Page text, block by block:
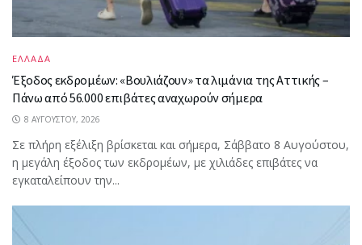
ΕΛΛΑΔΑ
Έξοδος εκδρομέων: «Βουλιάζουν» τα λιμάνια της Αττικής –
Πάνω από 56.000 επιβάτες αναχωρούν σήμερα
8 ΑΥΓΟΎΣΤΟΥ, 2026
Σε πλήρη εξέλιξη βρίσκεται και σήμερα, Σάββατο 8 Αυγούστου,
η μεγάλη έξοδος των εκδρομέων, με χιλιάδες επιβάτες να
εγκαταλείπουν την...